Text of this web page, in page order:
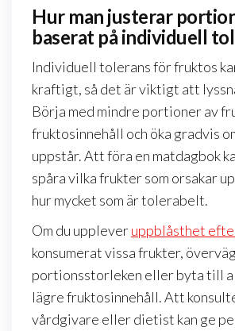
Hur man justerar
baserat på individuell
Individuell tolerans för fruktos
kraftigt, så det är viktigt att
Börja med mindre portioner av
fruktosinnehåll och öka gradvis
uppstår. Att föra en matdagbok
spåra vilka frukter som orsakar
hur mycket som är tolerabelt.
Om du uppleveruppblåsthet
konsumerat vissa frukter,
portionsstorleken eller byta till
lägre fruktosinnehåll. Att
vårdgivare eller dietist kan ge